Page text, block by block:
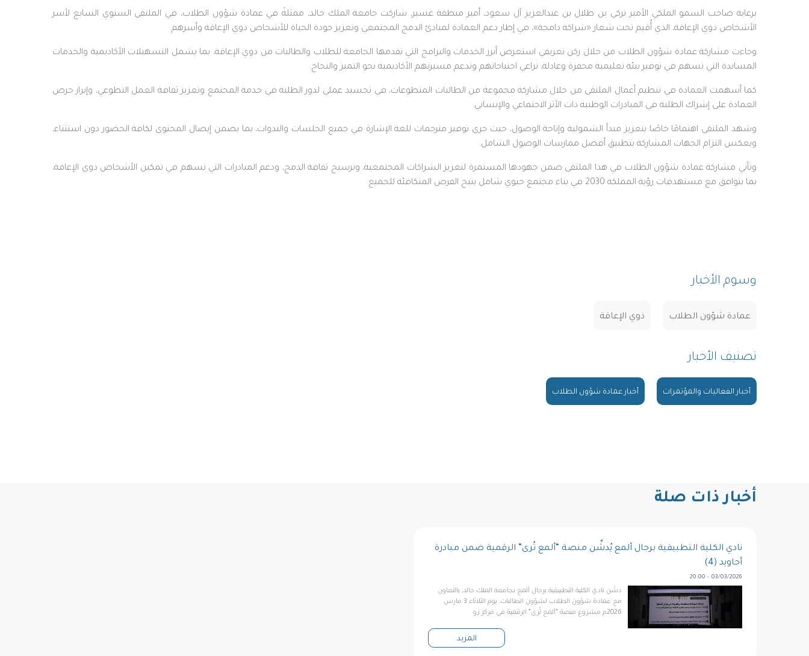
برعاية صاحب السمو الملكي الأمير تركي بن طلال بن عبدالعزيز آل سعود، أمير منطقة عسير، شاركت جامعة الملك خالد، ممثلةً في عمادة شؤون الطلاب، في الملتقى السنوي السابع لأسر
الأشخاص ذوي الإعاقة، الذي أُقيم تحت شعار «شراكة دامجة»، في إطار دعم العمادة لمبادئ الدمج المجتمعي وتعزيز جودة الحياة للأشخاص ذوي الإعاقة وأسرهم.
وجاءت مشاركة عمادة شؤون الطلاب من خلال ركن تعريفي استعرض أبرز الخدمات والبرامج التي تقدمها الجامعة للطلاب والطالبات من ذوي الإعاقة، بما يشمل التسهيلات الأكاديمية والخدمات
المساندة التي تسهم في توفير بيئة تعليمية محفزة وعادلة، تراعي احتياجاتهم وتدعم مسيرتهم الأكاديمية نحو التميز والنجاح.
كما أسهمت العمادة في تنظيم أعمال الملتقى من خلال مشاركة مجموعة من الطالبات المتطوعات، في تجسيد عملي لدور الطلبة في خدمة المجتمع وتعزيز ثقافة العمل التطوعي، وإبراز حرص
العمادة على إشراك الطلبة في المبادرات الوطنية ذات الأثر الاجتماعي والإنساني.
وشهد الملتقى اهتمامًا خاصًا بتعزيز مبدأ الشمولية وإتاحة الوصول، حيث جرى توفير مترجمات للغة الإشارة في جميع الجلسات والندوات، بما يضمن إيصال المحتوى لكافة الحضور دون استثناء،
ويعكس التزام الجهات المشاركة بتطبيق أفضل ممارسات الوصول الشامل.
وتأتي مشاركة عمادة شؤون الطلاب في هذا الملتقى ضمن جهودها المستمرة لتعزيز الشراكات المجتمعية، وترسيخ ثقافة الدمج، ودعم المبادرات التي تسهم في تمكين الأشخاص ذوي الإعاقة،
بما يتوافق مع مستهدفات رؤية المملكة 2030 في بناء مجتمع حيوي شامل يتيح الفرص المتكافئة للجميع.
وسوم الأخبار
عمادة شؤون الطلاب ذوي الإعاقة
تصنيف الأخبار
أخبار الفعاليات والمؤتمرات أخبار عمادة شؤون الطلاب
أخبار ذات صلة
نادي الكلية التطبيقية برجال ألمع يُدشِّن منصة “ألمع تُرى” الرقمية ضمن مبادرة
أجاويد (4)
03/03/2026 - 20:00
دشّن نادي الكلية التطبيقية برجال ألمع بجامعة الملك خالد، بالتعاون
مع عمادة شؤون الطلاب لشؤون الطالبات، يوم الثلاثاء 3 مارس
2026م مشروع منصة “ألمع تُرى” الرقمية في مركز زو
المزيد